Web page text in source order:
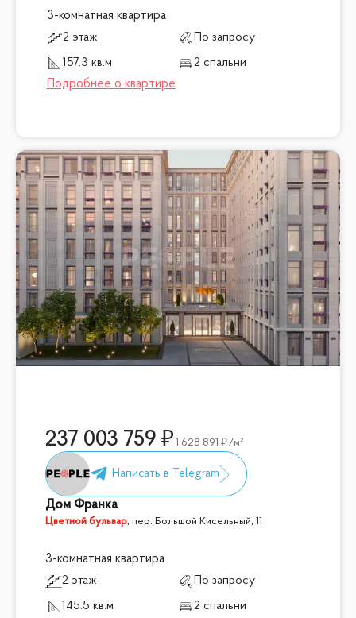
3-комнатная квартира
2 этаж
По запросу
157.3 кв.м
2 спальни
237 003 759 1 628 891 /м²
Дом Франка
Цветной бульвар,пер. Большой Кисельный, 11
3-комнатная квартира
2 этаж
По запросу
145.5 кв.м
2 спальни